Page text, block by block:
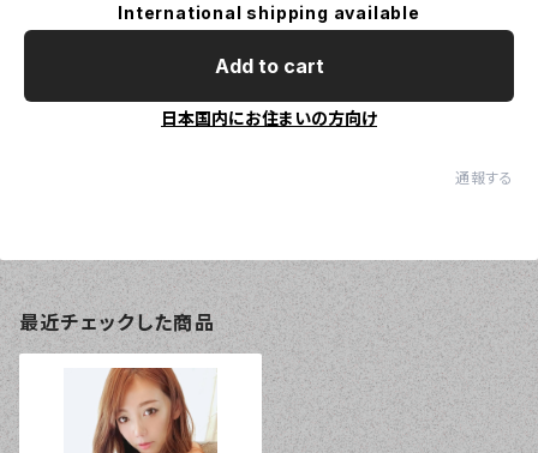
International shipping available
Add to cart
日本国内にお住まいの方向け
通報する
最近チェックした商品